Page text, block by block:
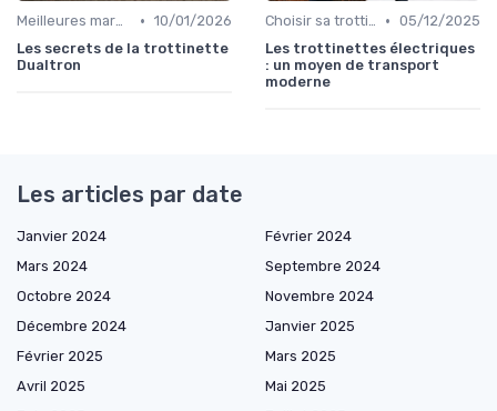
Meilleures marques et modèles • 10/01/2026
Les secrets de la trottinette
Dualtron
Choisir sa trottinette électrique • 05/12/2025
Les trottinettes électriques
: un moyen de transport
moderne
Les articles par date
Janvier 2024
Février 2024
Mars 2024
Septembre 2024
Octobre 2024
Novembre 2024
Décembre 2024
Janvier 2025
Février 2025
Mars 2025
Avril 2025
Mai 2025